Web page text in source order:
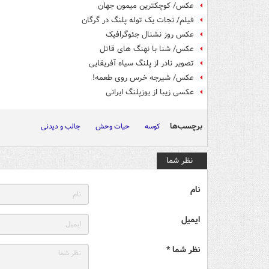
عکس/ کوچکترین میمون جهان
فیلم/ نجات یک توله پلنگ در گرگان
عکس روز نشنال جئوگرافیک
عکس/ شنا با نهنگ های قاتل
تصویر نادر از پلنگ سیاه آفریقایی
عکس/ شیرجه خرس روی طعمه!
عکسی زیبا از یوزپلنگ ایرانی
برچسب‌ها کوسه حیات وحش جالب و دیدنی
نظر شما
نام
ایمیل
نظر شما *